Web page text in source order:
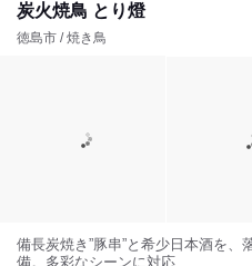
炭火焼鳥 とり燈
徳島市 / 焼き鳥
備長炭焼き”豚串”と希少日本酒を
備。多彩なシーンに対応